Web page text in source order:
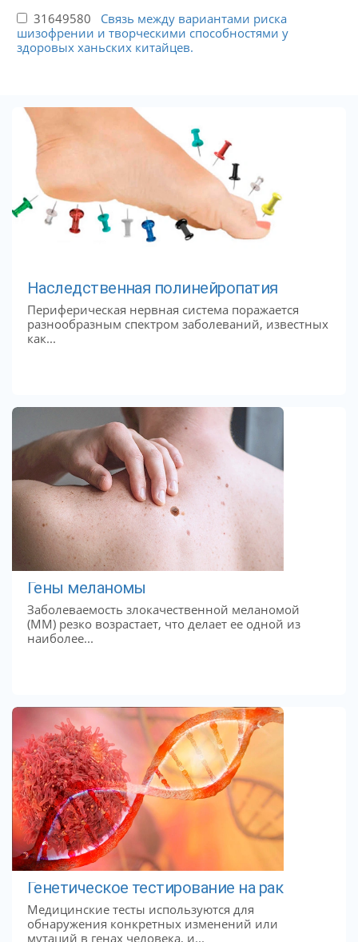
31649580 Связь между вариантами риска
шизофрении и творческими способностями у
здоровых ханьских китайцев.
Наследственная полинейропатия
Периферическая нервная система поражается
разнообразным спектром заболеваний, известных
как...
Гены меланомы
Заболеваемость злокачественной меланомой
(ММ) резко возрастает, что делает ее одной из
наиболее...
Генетическое тестирование на рак
Медицинские тесты используются для
обнаружения конкретных изменений или
мутаций в генах человека, и...